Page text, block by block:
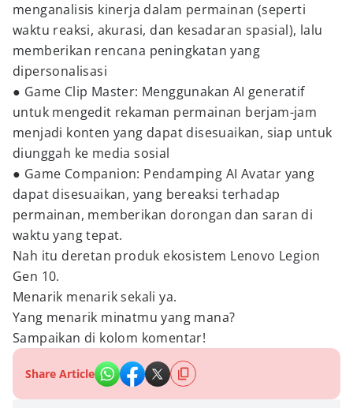
menganalisis kinerja dalam permainan (seperti
waktu reaksi, akurasi, dan kesadaran spasial), lalu
memberikan rencana peningkatan yang
dipersonalisasi
● Game Clip Master: Menggunakan AI generatif
untuk mengedit rekaman permainan berjam-jam
menjadi konten yang dapat disesuaikan, siap untuk
diunggah ke media sosial
● Game Companion: Pendamping AI Avatar yang
dapat disesuaikan, yang bereaksi terhadap
permainan, memberikan dorongan dan saran di
waktu yang tepat.
Nah itu deretan produk ekosistem Lenovo Legion
Gen 10.
Menarik menarik sekali ya.
Yang menarik minatmu yang mana?
Sampaikan di kolom komentar!
Share Article